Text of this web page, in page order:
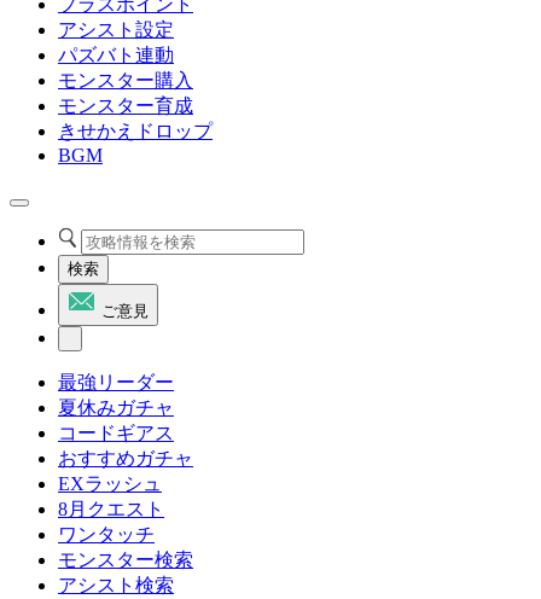
プラスポイント
アシスト設定
パズバト連動
モンスター購入
モンスター育成
きせかえドロップ
BGM
検索
ご意見
最強リーダー
夏休みガチャ
コードギアス
おすすめガチャ
EXラッシュ
8月クエスト
ワンタッチ
モンスター検索
アシスト検索